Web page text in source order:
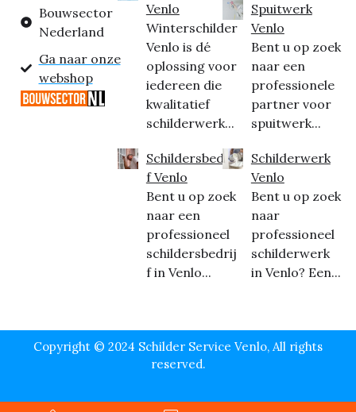
Bouwsector
Nederland
Ga naar onze
webshop
Venlo
Winterschilder
Venlo is dé
oplossing voor
iedereen die
kwalitatief
schilderwerk...
Schildersbedrij
f Venlo
Bent u op zoek
naar een
professioneel
schildersbedrij
f in Venlo...
Spuitwerk
Venlo
Bent u op zoek
naar een
professionele
partner voor
spuitwerk...
Schilderwerk
Venlo
Bent u op zoek
naar
professioneel
schilderwerk
in Venlo? Een...
Copyright © 2024 Schilder Service Venlo, All rights
reserved.